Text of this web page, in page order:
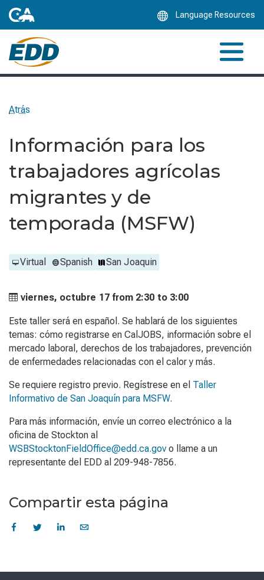
Language Resources
Atrás
Información para los
trabajadores agrícolas
migrantes y de
temporada (MSFW)
Virtual Spanish San Joaquin
viernes, octubre 17 from 2:30 to 3:00
Este taller será en español. Se hablará de los siguientes
temas: cómo registrarse en CalJOBS, información sobre el
mercado laboral, derechos de los trabajadores, prevención
de enfermedades relacionadas con el calor y más.
Se requiere registro previo. Regístrese en el Taller
Informativo de San Joaquín para MSFW.
Para más información, envíe un correo electrónico a la
oficina de Stockton al
WSBStocktonFieldOffice@edd.ca.gov o llame a un
representante del EDD al 209-948-7856.
Compartir esta página